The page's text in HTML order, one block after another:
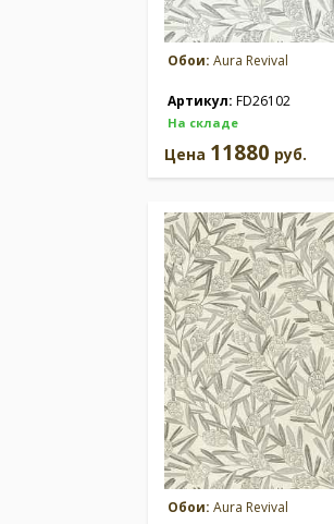
Обои: Aura Revival
Артикул: FD26102
На складе
Цена 11880 руб.
Обои: Aura Revival